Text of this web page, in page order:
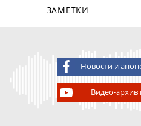
ЗАМЕТКИ
Новости и
Видео-архив